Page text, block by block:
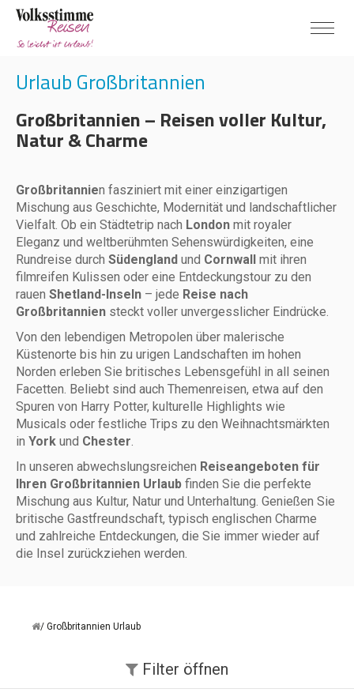
Urlaub Großbritannien
Großbritannien – Reisen voller Kultur,
Natur & Charme
Großbritannien fasziniert mit einer einzigartigen
Mischung aus Geschichte, Modernität und landschaftlicher
Vielfalt. Ob ein Städtetrip nach London mit royaler
Eleganz und weltberühmten Sehenswürdigkeiten, eine
Rundreise durch Südengland und Cornwall mit ihren
filmreifen Kulissen oder eine Entdeckungstour zu den
rauen Shetland-Inseln – jede Reise nach
Großbritannien steckt voller unvergesslicher Eindrücke.
Von den lebendigen Metropolen über malerische
Küstenorte bis hin zu urigen Landschaften im hohen
Norden erleben Sie britisches Lebensgefühl in all seinen
Facetten. Beliebt sind auch Themenreisen, etwa auf den
Spuren von Harry Potter, kulturelle Highlights wie
Musicals oder festliche Trips zu den Weihnachtsmärkten
in York und Chester.
In unseren abwechslungsreichen Reiseangeboten für
Ihren Großbritannien Urlaub finden Sie die perfekte
Mischung aus Kultur, Natur und Unterhaltung. Genießen Sie
britische Gastfreundschaft, typisch englischen Charme
und zahlreiche Entdeckungen, die Sie immer wieder auf
die Insel zurückziehen werden.
Großbritannien Urlaub
Filter öffnen